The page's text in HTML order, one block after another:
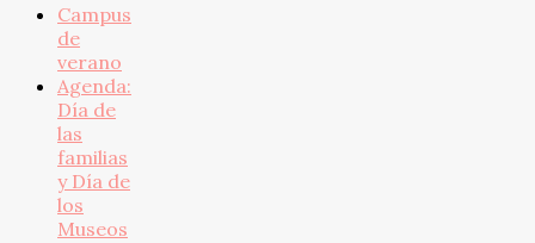
Campus
de
verano
Agenda:
Día de
las
familias
y Día de
los
Museos